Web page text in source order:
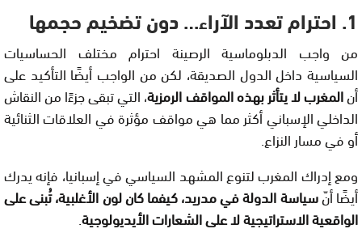
1. احترام تعدد الآراء… دون تضخيم حجمها
من واجب الدبلوماسية الرصينة احترام مختلف الحساسيات
السياسية داخل الدول الصديقة، لكن من الواجب أيضًا التأكيد على
أنالمغرب لا يتأثر بهذه المواقف الرمزية، التي تبقى جزءًا من النقاش
الداخلي الإسباني أكثر مما هي مواقف مؤثرة في العلاقات الثنائية
أو في مسار النزاع.
ومع إدراك المغرب لتنوع المشهد السياسي في إسبانيا، فإنه يدرك
أيضًا أنّسياسة الدولة في مدريد، كيفما كان لون الأغلبية، تُبنى على
الواقعية الاستراتيجية لا على الشعارات الأيديولوجية.